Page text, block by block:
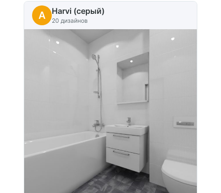
A Harvi (серый)
20 дизайнов